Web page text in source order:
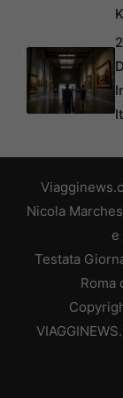
Nicola
e
Testata
Roma